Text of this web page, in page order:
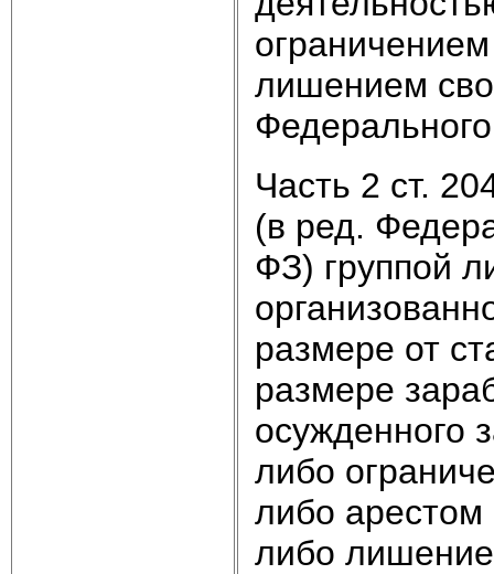
лишением
Часть 2 ст.
(в ред.
ФЗ) группой
размере от
размере
осужденного
либо
либо арестом
либо